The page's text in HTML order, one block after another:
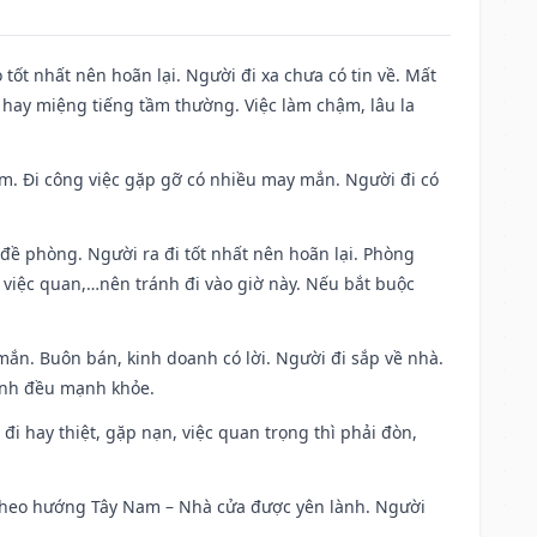
nhất nên hoãn lại. Người đi xa chưa có tin về. Mất
miệng tiếng tầm thường. Việc làm chậm, lâu la
Đi công việc gặp gỡ có nhiều may mắn. Người đi có
phòng. Người ra đi tốt nhất nên hoãn lại. Phòng
quan,…nên tránh đi vào giờ này. Nếu bắt buộc
Buôn bán, kinh doanh có lời. Người đi sắp về nhà.
đều mạnh khỏe.
hay thiệt, gặp nạn, việc quan trọng thì phải đòn,
hướng Tây Nam – Nhà cửa được yên lành. Người